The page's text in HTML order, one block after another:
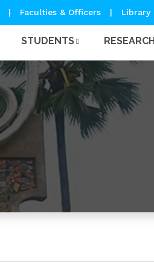
| Faculties & Officers | Library
STUDENTS RESEARCH